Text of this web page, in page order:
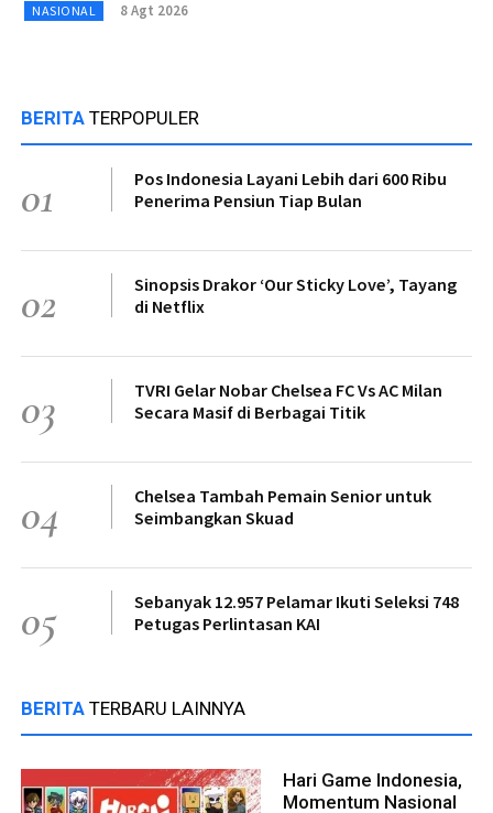
NASIONAL 8 Agt 2026
BERITA TERPOPULER
01
Pos Indonesia Layani Lebih dari 600 Ribu
Penerima Pensiun Tiap Bulan
02
Sinopsis Drakor ‘Our Sticky Love’, Tayang
di Netflix
03
TVRI Gelar Nobar Chelsea FC Vs AC Milan
Secara Masif di Berbagai Titik
04
Chelsea Tambah Pemain Senior untuk
Seimbangkan Skuad
05
Sebanyak 12.957 Pelamar Ikuti Seleksi 748
Petugas Perlintasan KAI
BERITA TERBARU LAINNYA
Hari Game Indonesia,
Momentum Nasional